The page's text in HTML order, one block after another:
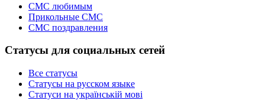
СМС любимым
Прикольные СМС
СМС поздравления
Статусы для социальных сетей
Все статусы
Статусы на русском языке
Статуси на українській мові